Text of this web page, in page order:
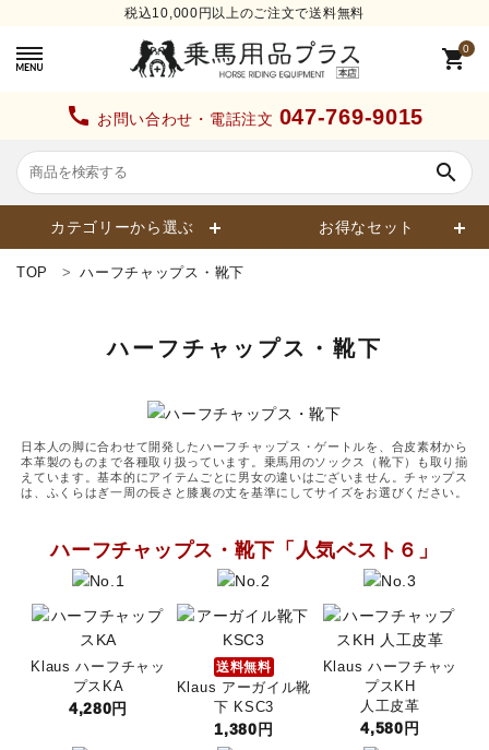
税込10,000円以上のご注文で送料無料
0
shopping_cart
call お問い合わせ・電話注文 047-769-9015
search
カテゴリーから選ぶ お得なセット
search
カテゴリーから探す
ヘルメット
プロテクターベスト
ブーツ・ブーツバッグ
ハーフチャップス・靴下
TOP ハーフチャップス・靴下
ハーフチャップス・靴下
日本人の脚に合わせて開発したハーフチャップス・ゲートルを、合皮素材から
本革製のものまで各種取り扱っています。乗馬用のソックス（靴下）も取り揃
えています。基本的にアイテムごとに男女の違いはございません。チャップス
は、ふくらはぎ一周の長さと膝裏の丈を基準にしてサイズをお選びください。
ハーフチャップス・靴下「人気ベスト６」
Klaus ハーフチャッ
プスKA
4,280円
送料無料
Klaus アーガイル靴
下 KSC3
1,380円
Klaus ハーフチャッ
プスKH
人工皮革
4,580円